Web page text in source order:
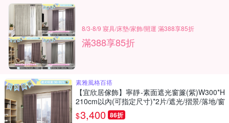
8/3-8/9 寢具/床墊/家飾/開運 滿388享85折
滿388享85折
素雅風格百搭
【宜欣居傢飾】寧靜-素面遮光窗簾(紫)W300*H
210cm以內(可指定尺寸)*2片/遮光/摺景/落地/窗
簾/台灣製MIT
$3,400 86折